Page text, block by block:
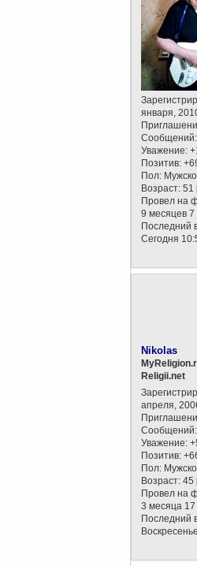
января,
Сообщений:
Уважение:
Позитив:
Пол:
Возраст: 51
Провел на
9 месяцев 7
Последний
Сегодня
Nikolas
Religii.net
апреля,
Сообщений:
Уважение:
Позитив:
Пол:
Возраст: 45
Провел на
3 месяца 17
Последний